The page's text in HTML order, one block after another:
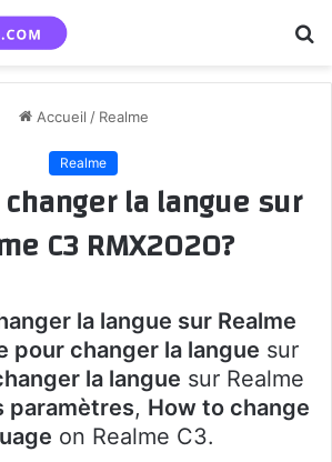
Accueil / Realme
Realme
la langue sur
C3 RMX2020?
la langue sur Realme
pour changer la langue sur
la langue sur Realme
paramètres, How to change
on Realme C3.